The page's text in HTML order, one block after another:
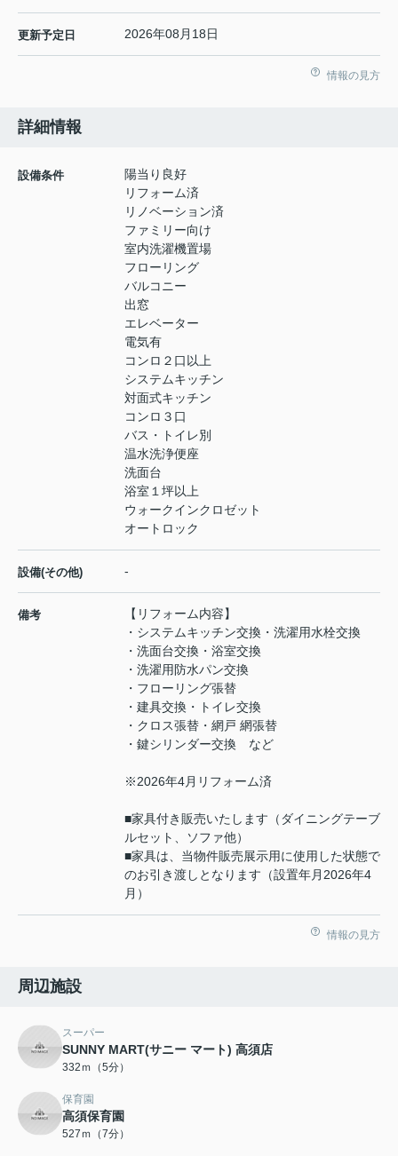
更新予定日 2026年08月18日
情報の見方
詳細情報
設備条件
陽当り良好
リフォーム済
リノベーション済
ファミリー向け
室内洗濯機置場
フローリング
バルコニー
出窓
エレベーター
電気有
コンロ２口以上
システムキッチン
対面式キッチン
コンロ３口
バス・トイレ別
温水洗浄便座
洗面台
浴室１坪以上
ウォークインクロゼット
オートロック
設備(その他) -
備考
【リフォーム内容】
・システムキッチン交換・洗濯用水栓交換
・洗面台交換・浴室交換
・洗濯用防水パン交換
・フローリング張替
・建具交換・トイレ交換
・クロス張替・網戸 網張替
・鍵シリンダー交換 など
※2026年4月リフォーム済
■家具付き販売いたします（ダイニングテーブ
ルセット、ソファ他）
■家具は、当物件販売展示用に使用した状態で
のお引き渡しとなります（設置年月2026年4
月）
情報の見方
周辺施設
スーパー
SUNNY MART(サニー マート) 高須店
332ｍ（5分）
保育園
高須保育園
527ｍ（7分）